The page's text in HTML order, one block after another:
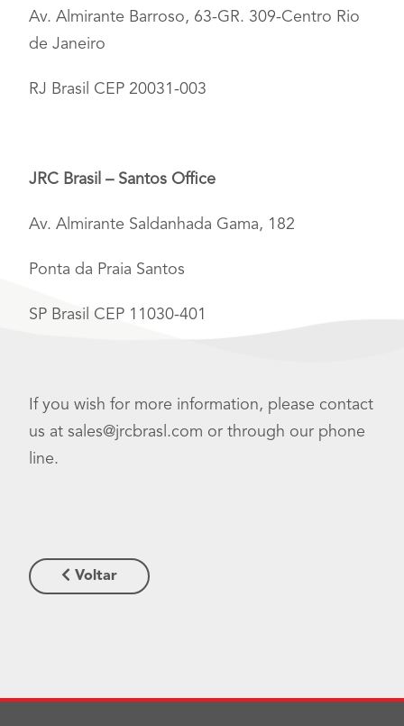
Av. Almirante Barroso, 63-GR. 309-Centro Rio
de Janeiro
RJ Brasil CEP 20031-003
JRC Brasil – Santos Office
Av. Almirante Saldanhada Gama, 182
Ponta da Praia Santos
SP Brasil CEP 11030-401
If you wish for more information, please contact
us at sales@jrcbrasl.com or through our phone
line.
Voltar